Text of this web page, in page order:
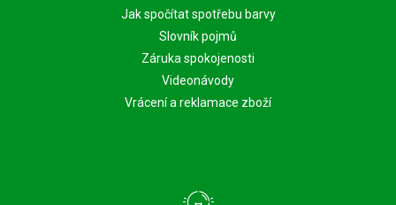
Jak spočítat spotřebu barvy
Slovník pojmů
Záruka spokojenosti
Videonávody
Vrácení a reklamace zboží